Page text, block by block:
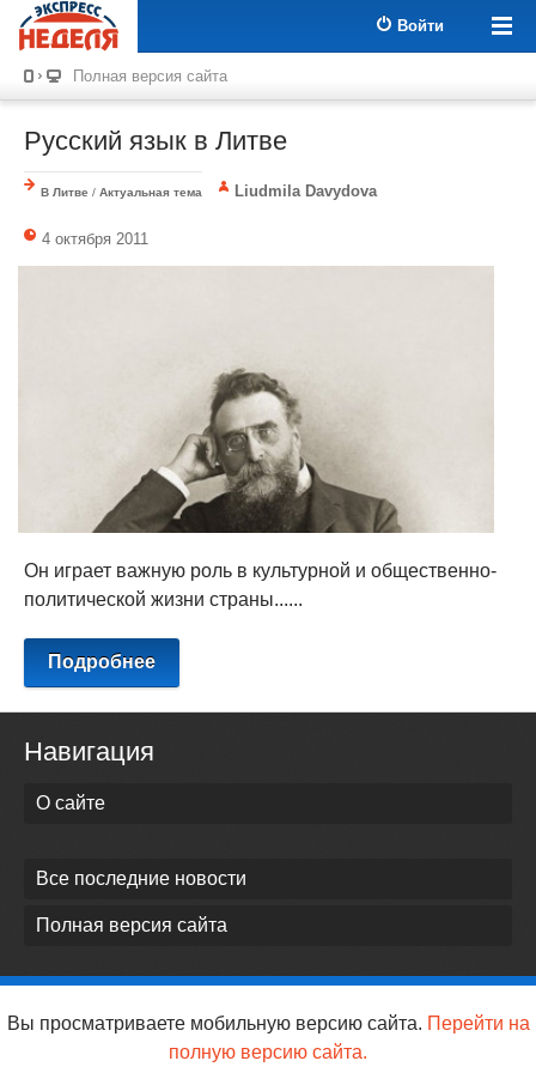
Войти
Полная версия сайта
Русский язык в Литве
В Литве / Актуальная тема Liudmila Davydova
4 октября 2011
Он играет важную роль в культурной и общественно-
политической жизни страны......
Подробнее
Навигация
О сайте
Все последние новости
Полная версия сайта
Вы просматриваете мобильную версию сайта. Перейти на
полную версию сайта.